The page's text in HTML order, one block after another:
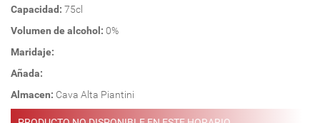
Capacidad: 75cl
Volumen de alcohol: 0%
Maridaje:
Añada:
Almacen: Cava Alta Piantini